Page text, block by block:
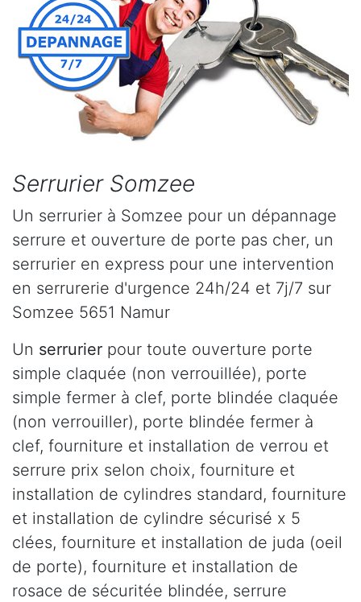
Serrurier Somzee
Un serrurier à Somzee pour un dépannage
serrure et ouverture de porte pas cher, un
serrurier en express pour une intervention
en serrurerie d'urgence 24h/24 et 7j/7 sur
Somzee 5651 Namur
Un serrurier pour toute ouverture porte
simple claquée (non verrouillée), porte
simple fermer à clef, porte blindée claquée
(non verrouiller), porte blindée fermer à
clef, fourniture et installation de verrou et
serrure prix selon choix, fourniture et
installation de cylindres standard, fourniture
et installation de cylindre sécurisé x 5
clées, fourniture et installation de juda (oeil
de porte), fourniture et installation de
rosace de sécuritée blindée, serrure